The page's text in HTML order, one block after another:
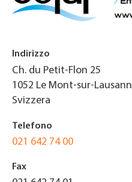
Indirizzo
Ch. du Petit-Flon 25
1052 Le Mont-sur-
Svizzera
Telefono
021 642 74 00
Fax